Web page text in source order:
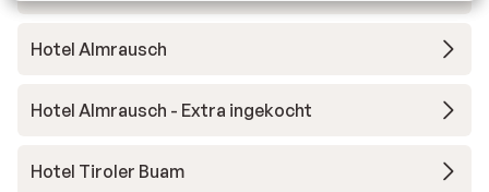
Hotel Almrausch
Hotel Almrausch - Extra ingekocht
Hotel Tiroler Buam